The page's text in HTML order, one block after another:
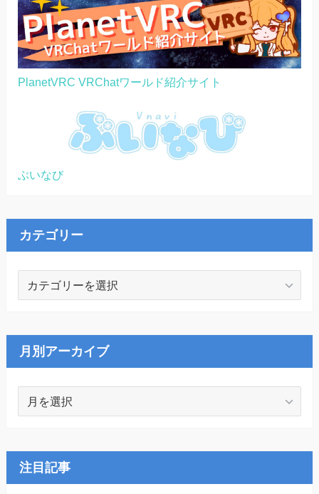
PlanetVRC VRChatワールド紹介サイト
ぶいなび
カテゴリー
ー
月別アーカイブ
カ
イ
注目記事